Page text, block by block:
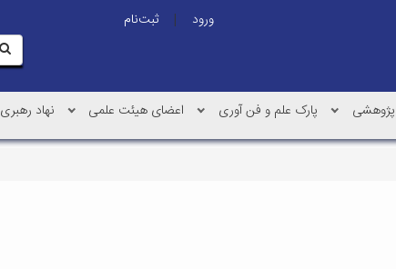
ورود |
ثبت‌نام
پارک علم و فن آوری اعضای هیئت علمی نهاد رهبری